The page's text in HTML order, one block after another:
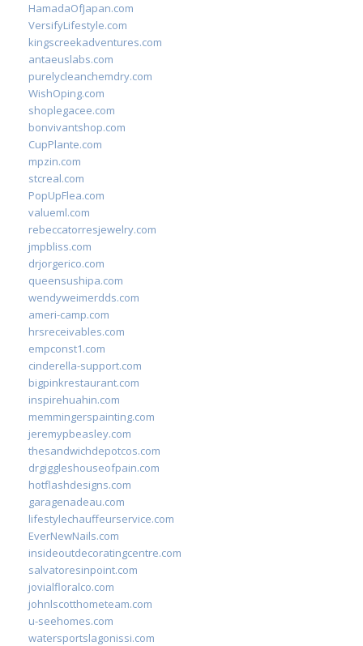
HamadaOfJapan.com
VersifyLifestyle.com
kingscreekadventures.com
antaeuslabs.com
purelycleanchemdry.com
WishOping.com
shoplegacee.com
bonvivantshop.com
CupPlante.com
mpzin.com
stcreal.com
PopUpFlea.com
valueml.com
rebeccatorresjewelry.com
jmpbliss.com
drjorgerico.com
queensushipa.com
wendyweimerdds.com
ameri-camp.com
hrsreceivables.com
empconst1.com
cinderella-support.com
bigpinkrestaurant.com
inspirehuahin.com
memmingerspainting.com
jeremypbeasley.com
thesandwichdepotcos.com
drgiggleshouseofpain.com
hotflashdesigns.com
garagenadeau.com
lifestylechauffeurservice.com
EverNewNails.com
insideoutdecoratingcentre.com
salvatoresinpoint.com
jovialfloralco.com
johnlscotthometeam.com
u-seehomes.com
watersportslagonissi.com